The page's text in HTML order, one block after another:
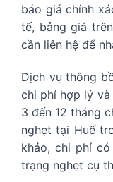
báo giá chính
tế, bảng giá
cần liên hệ để
Dịch vụ thông
chi phí hợp lý
3 đến 12 tháng
nghẹt tại Huế
khảo, chi phí
trạng nghẹt cụ